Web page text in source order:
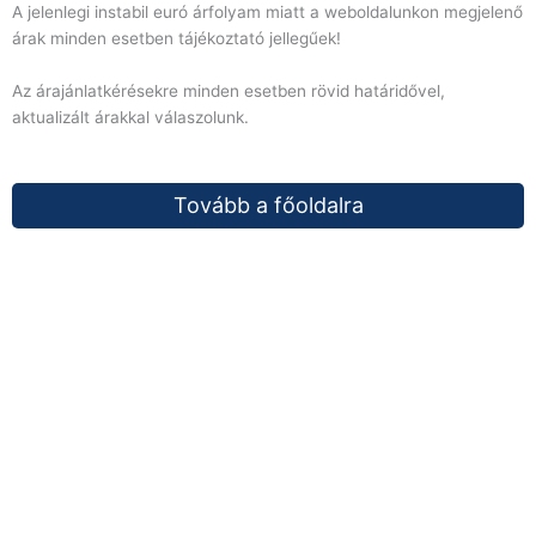
A jelenlegi instabil euró árfolyam miatt a weboldalunkon megjelenő
árak minden esetben tájékoztató jellegűek!
Az árajánlatkérésekre minden esetben rövid határidővel,
aktualizált árakkal válaszolunk.
Tovább a főoldalra